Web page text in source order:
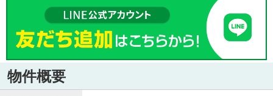
物件概要